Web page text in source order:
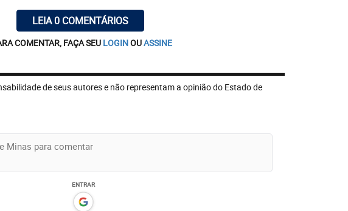
LEIA 0 COMENTÁRIOS
COMENTAR, FAÇA SEU LOGINOUASSINE
de seus autores e não representam a opinião do Estado de
ENTRAR